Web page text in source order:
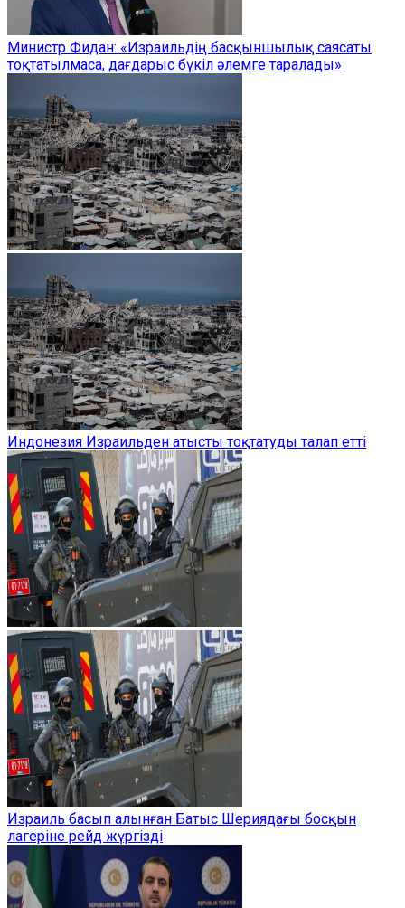
Министр Фидан: «Израильдің басқыншылық саясаты
тоқтатылмаса, дағдарыс бүкіл әлемге таралады»
Индонезия Израильден атысты тоқтатуды талап етті
Израиль басып алынған Батыс Шериядағы босқын
лагеріне рейд жүргізді